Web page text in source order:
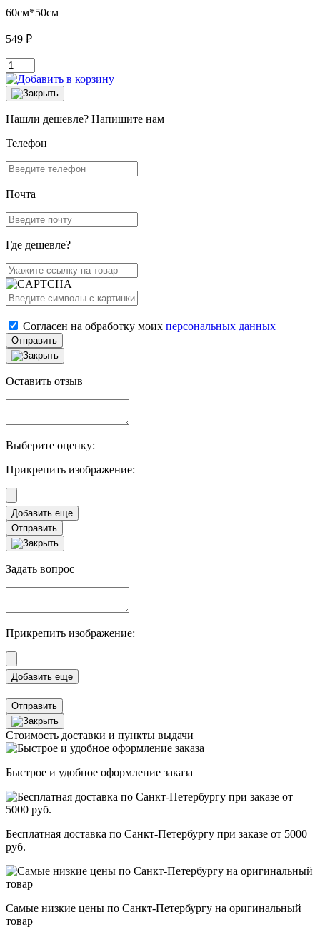
60см*50см
549 ₽
Нашли дешевле? Напишите нам
Телефон
Почта
Где дешевле?
Согласен на обработку моих персональных данных
Отправить
Оставить отзыв
Выберите оценку:
Прикрепить изображение:
Отправить
Задать вопрос
Прикрепить изображение:
Отправить
Стоимость доставки и пункты выдачи
Быстрое и удобное оформление заказа
Бесплатная доставка по Санкт-Петербургу при заказе от 5000
руб.
Самые низкие цены по Санкт-Петербургу на оригинальный
товар